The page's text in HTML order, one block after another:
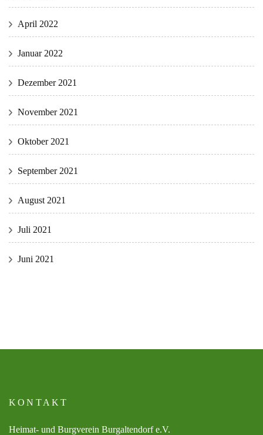
April 2022
Januar 2022
Dezember 2021
November 2021
Oktober 2021
September 2021
August 2021
Juli 2021
Juni 2021
KONTAKT
Heimat- und Burgverein Burgaltendorf e.V.